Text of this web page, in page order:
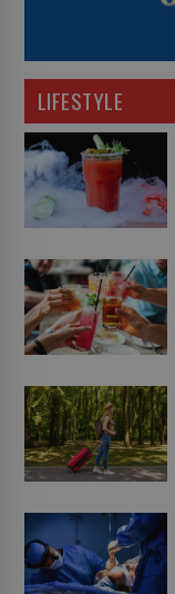
LIFESTYLE